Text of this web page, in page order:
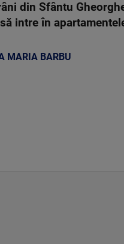
din Sfântu
intre în
MARIA BARBU